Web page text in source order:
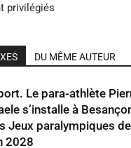
privilégiés
DU MÊME AUTEUR
Le para-athlète
s’installe à
Jeux paralympiques
2028